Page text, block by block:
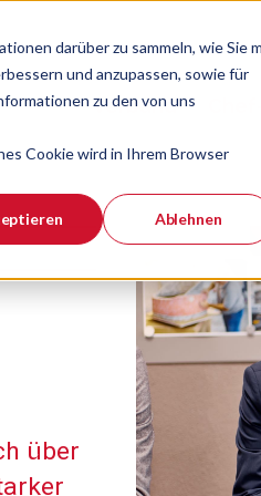
darüber zu sammeln, wie Sie
und anzupassen, sowie für
zu den von uns
Cookie wird in Ihrem Browser
Ablehnen
Zeige
Verband
über